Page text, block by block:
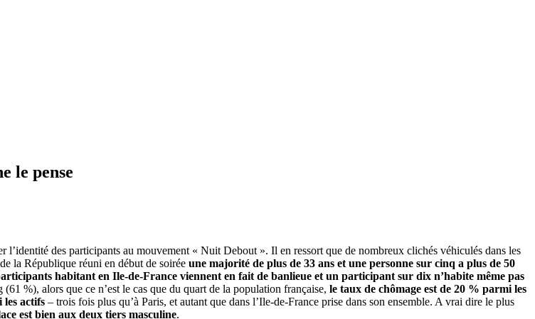
le pense
des participants au mouvement « Nuit Debout ». Il en ressort que de nombreux clichés véhiculés dans les
la République réuni en début de soirée une majorité de plus de 33 ans et une personne sur cinq a plus de 50
habitant en Ile-de-France viennent en fait de banlieue et un participant sur dix n’habite même pas
%), alors que ce n’est le cas que du quart de la population française, le taux de chômage est de 20 % parmi les
les actifs – trois fois plus qu’à Paris, et autant que dans l’Ile-de-France prise dans son ensemble. A vrai dire le plus
est bien aux deux tiers masculine.